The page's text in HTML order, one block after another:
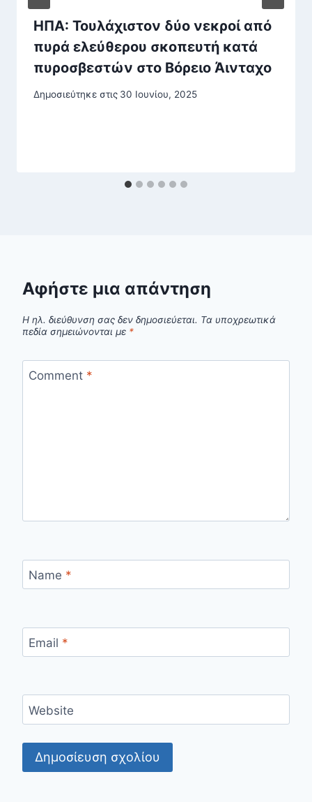
ΗΠΑ: Τουλάχιστον δύο νεκροί από
πυρά ελεύθερου σκοπευτή κατά
πυροσβεστών στο Βόρειο Άινταχο
Δημοσιεύτηκε στις 30 Ιουνίου, 2025
Αφήστε μια απάντηση
Η ηλ. διεύθυνση σας δεν δημοσιεύεται. Τα υποχρεωτικά
πεδία σημειώνονται με *
Comment *
Name *
Email *
Website